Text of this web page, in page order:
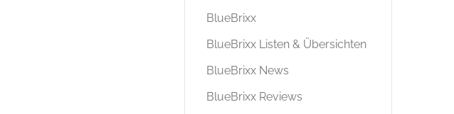
BlueBrixx
BlueBrixx Listen & Übersichten
BlueBrixx News
BlueBrixx Reviews